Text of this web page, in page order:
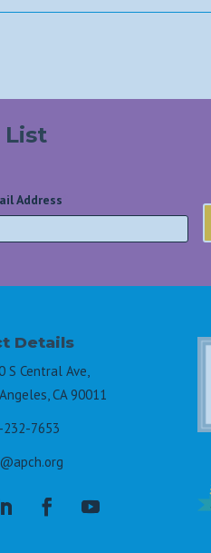
List
Address
Details
S Central Ave,
CA 90011
232-7653